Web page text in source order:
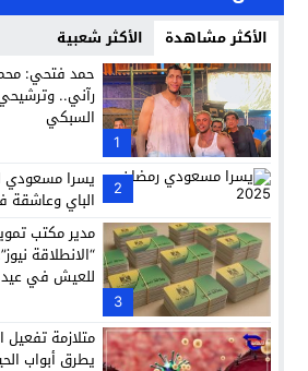
الأكثر مشاهدة الأكثر شعبية
1
حمد فتحي:
رآني..
السبكي
2
يسرا
الباي
3
مدير مكتب
للعيش في عيد
متلازمة تفعيل
يطرق أبواب